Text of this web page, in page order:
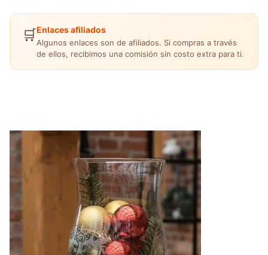
🛒Enlaces afiliados
Algunos enlaces son de afiliados. Si compras a través
de ellos, recibimos una comisión sin costo extra para ti.